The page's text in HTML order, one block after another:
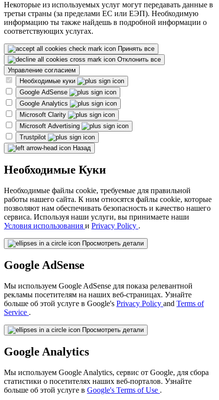
Некоторые из используемых услуг могут передавать данные в
третьи страны (за пределами ЕС или ЕЭП). Необходимую
информацию ты также найдешь в подробной информации о
соответствующих услугах.
Принять все
Отклонить все
Управление согласием
Необходимые куки
Google AdSense
Google Analytics
Microsoft Clarity
Microsoft Advertising
Trustpilot
Назад
Необходимые Куки
Необходимые файлы cookie, требуемые для правильной
работы нашего сайта. К ним относятся файлы cookie, которые
позволяют нам обеспечивать безопасность и качество нашего
сервиса. Используя наши услуги, вы принимаете наши
Условия использования и Privacy Policy .
Просмотреть детали
Google AdSense
Мы используем Google AdSense для показа релевантной
рекламы посетителям на наших веб-страницах. Узнайте
больше об этой услуге в Google's Privacy Policy and Terms of
Service .
Просмотреть детали
Google Analytics
Мы используем Google Analytics, сервис от Google, для сбора
статистики о посетителях наших веб-порталов. Узнайте
больше об этой услуге в Google's Terms of Use .